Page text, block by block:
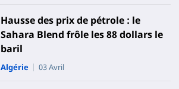
Hausse des prix de pétrole : le
Sahara Blend frôle les 88 dollars le
baril
Algérie 03 Avril